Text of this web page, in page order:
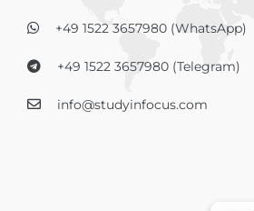
+49 1522 3657980 (WhatsApp)
+49 1522 3657980 (Telegram)
info@studyinfocus.com